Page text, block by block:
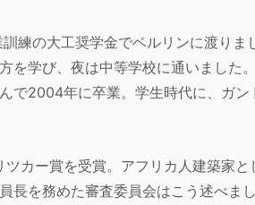
練の大工奨学金でベルリンに渡り
を学び、夜は中等学校に通いました
で2004年に卒業。学生時代に、ガ
カー賞を受賞。アフリカ人建築家
長を務めた審査委員会はこう述べま